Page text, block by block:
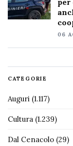
per
06
CATEGORIE
Auguri (1.117)
Cultura (1.239)
Dal Cenacolo (29)